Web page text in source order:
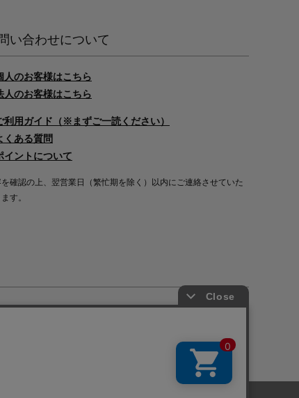
い合わせについて
人のお客様はこちら
人のお客様はこちら
利用ガイド（※まずご一読ください）
くある質問
イントについて
を確認の上、翌営業日（繁忙期を除く）以内にご連絡させていた
す。